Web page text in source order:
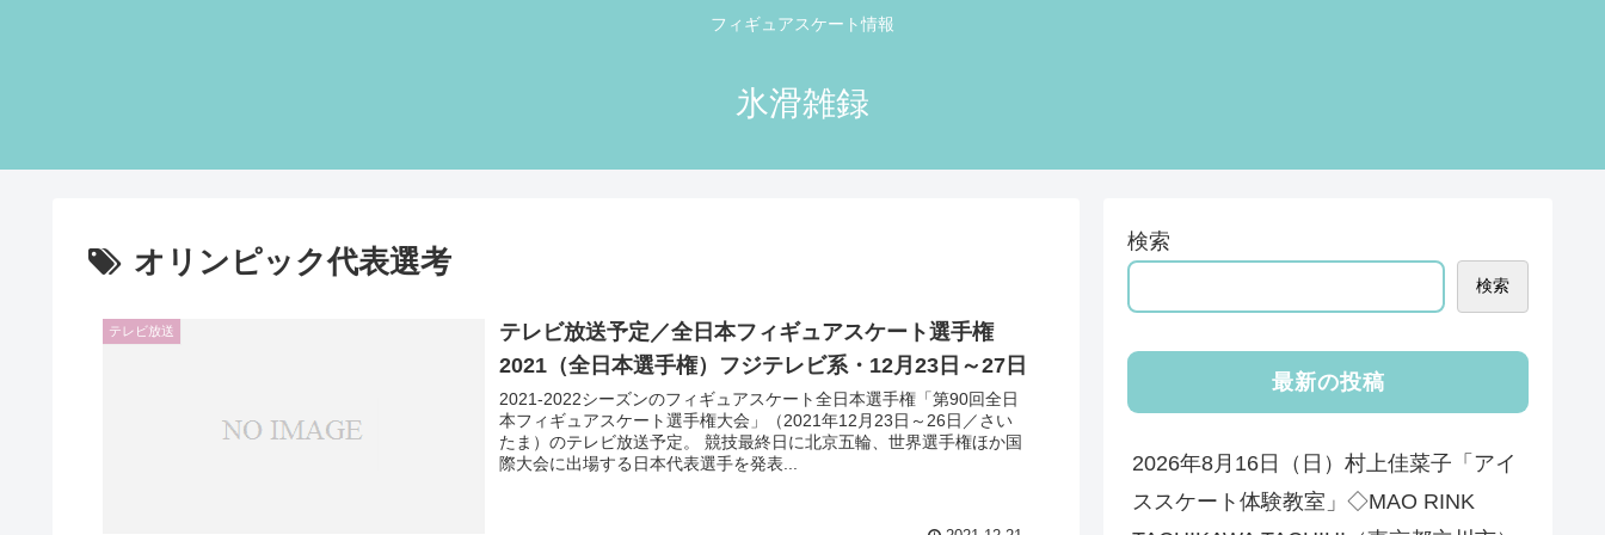
フィギュアスケート情報
氷滑雑録
オリンピック代表選考
テレビ放送
テレビ放送予定／全日本フィギュアスケート選手権
2021（全日本選手権）フジテレビ系・12月23日～27日
2021-2022シーズンのフィギュアスケート全日本選手権「第90回全日
本フィギュアスケート選手権大会」（2021年12月23日～26日／さい
たま）のテレビ放送予定。 競技最終日に北京五輪、世界選手権ほか国
際大会に出場する日本代表選手を発表...
検索
検索
最新の投稿
2026年8月16日（日）村上佳菜子「アイ
ススケート体験教室」◇MAO RINK